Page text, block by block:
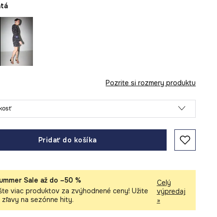
Pozrite si rozmery produktu
Pridať do košíka
Sale až do –50 %
viac produktov za zvýhodnené ceny! Užite
zľavy na sezónne hity.
Celý
výpredaj
»